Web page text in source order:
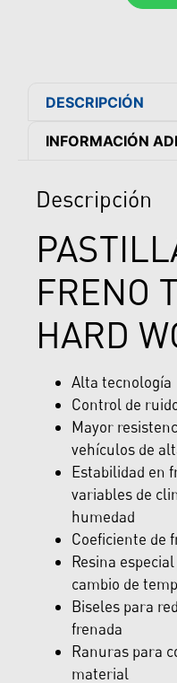
DESCRIPCIÓN
INFORMACIÓN
Descripción
FRENO
HARD
Alta tecnología
Control de
Mayor
vehículos de
Estabilidad en
variables de
humedad
Coeficiente de
Resina
cambio de
Biseles para
frenada
Ranuras para
material